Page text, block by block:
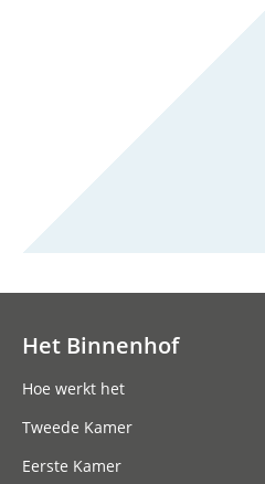
Het Binnenhof
Hoe werkt het
Tweede Kamer
Eerste Kamer